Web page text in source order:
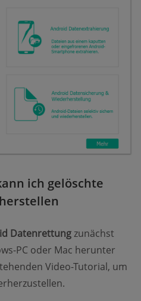
ich gelöschte
Datenrettungzunächst
PC oder Mac herunter
Video-Tutorial, um